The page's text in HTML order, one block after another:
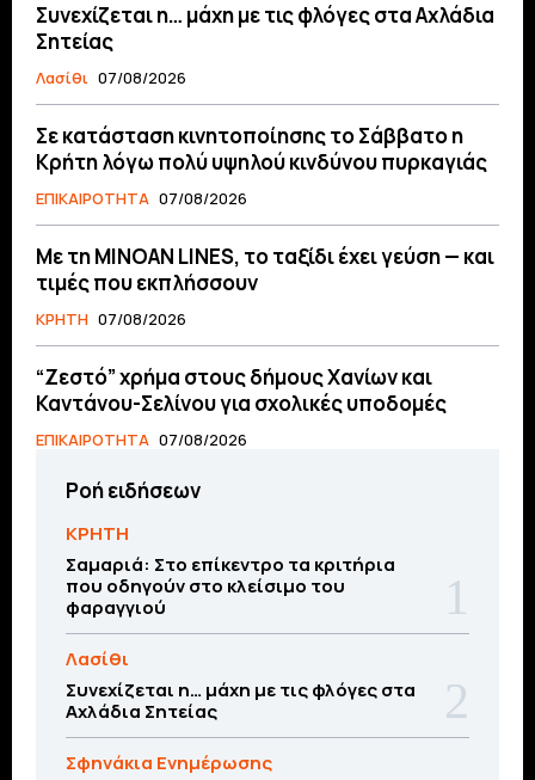
Συνεχίζεται η… μάχη με τις φλόγες στα Αχλάδια
Σητείας
Λασίθι 07/08/2026
Σε κατάσταση κινητοποίησης το Σάββατο η
Κρήτη λόγω πολύ υψηλού κινδύνου πυρκαγιάς
ΕΠΙΚΑΙΡΟΤΗΤΑ 07/08/2026
Με τη MINOAN LINES, το ταξίδι έχει γεύση — και
τιμές που εκπλήσσουν
ΚΡΗΤΗ 07/08/2026
“Ζεστό” χρήμα στους δήμους Χανίων και
Καντάνου-Σελίνου για σχολικές υποδομές
ΕΠΙΚΑΙΡΟΤΗΤΑ 07/08/2026
Ροή ειδήσεων
ΚΡΗΤΗ
Σαμαριά: Στο επίκεντρο τα κριτήρια
που οδηγούν στο κλείσιμο του
φαραγγιού
Λασίθι
Συνεχίζεται η… μάχη με τις φλόγες στα
Αχλάδια Σητείας
Σφηνάκια Ενημέρωσης